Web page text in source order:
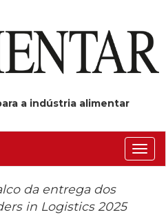
a indústria alimentar
da entrega dos
in Logistics 2025